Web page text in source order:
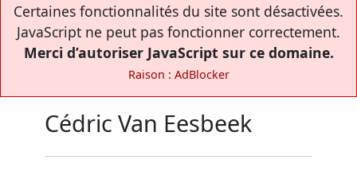
Certaines fonctionnalités du site sont désactivées.
JavaScript ne peut pas fonctionner correctement.
Merci d’autoriser JavaScript sur ce domaine.
Raison : AdBlocker
Cédric Van Eesbeek